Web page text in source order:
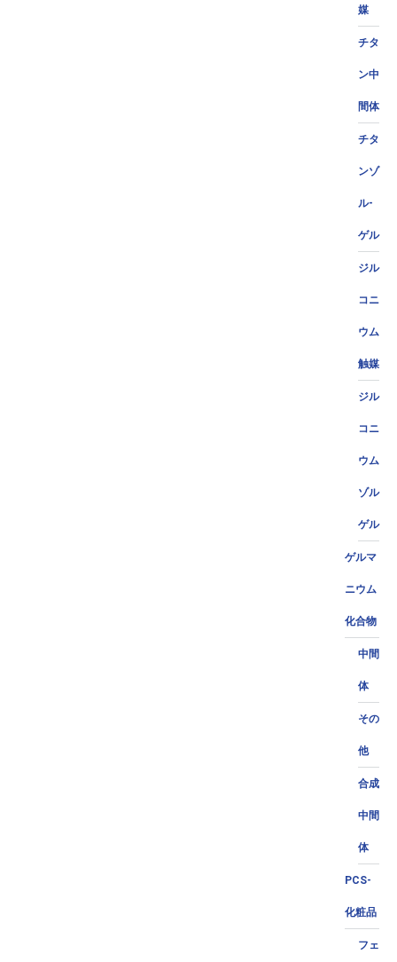
媒
チタ
ン中
間体
チタ
ンゾ
ル-
ゲル
ジル
コニ
ウム
触媒
ジル
コニ
ウム
ゾル
ゲル
ゲルマ
ニウム
化合物
中間
体
その
他
合成
中間
体
PCS-
化粧品
フェ